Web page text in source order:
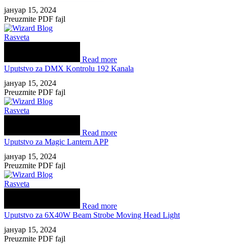
јануар 15, 2024
Preuzmite PDF fajl
Rasveta
Read more
Uputstvo za DMX Kontrolu 192 Kanala
јануар 15, 2024
Preuzmite PDF fajl
Rasveta
Read more
Uputstvo za Magic Lantern APP
јануар 15, 2024
Preuzmite PDF fajl
Rasveta
Read more
Uputstvo za 6X40W Beam Strobe Moving Head Light
јануар 15, 2024
Preuzmite PDF fajl